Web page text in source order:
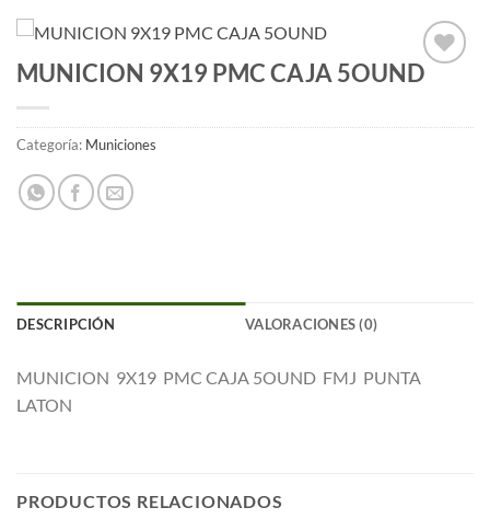
Añadir
lista
MUNICION 9X19 PMC CAJA 5OUND
Categoría: Municiones
DESCRIPCIÓN VALORACIONES (0)
MUNICION 9X19 PMC CAJA 5OUND FMJ PUNTA
LATON
PRODUCTOS RELACIONADOS